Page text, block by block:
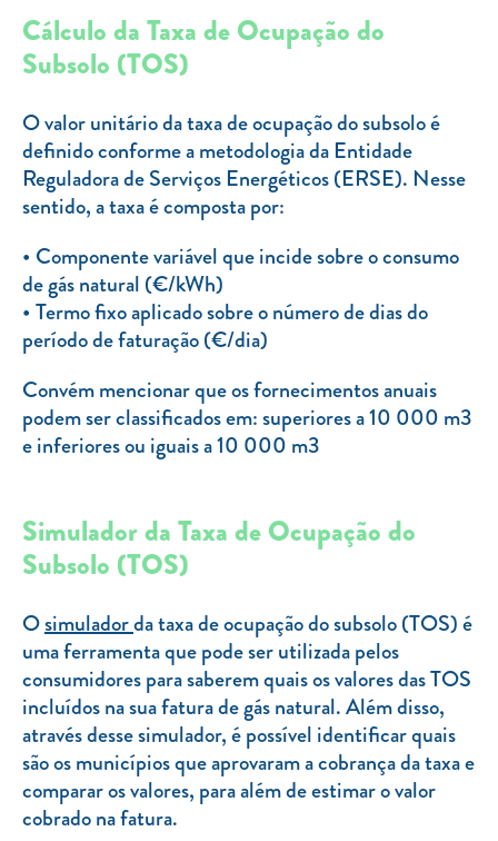
Cálculo da Taxa de Ocupação do
Subsolo (TOS)
O valor unitário da taxa de ocupação do subsolo é
definido conforme a metodologia da Entidade
Reguladora de Serviços Energéticos (ERSE). Nesse
sentido, a taxa é composta por:
Componente variável que incide sobre o consumo
de gás natural (€/kWh)
Termo fixo aplicado sobre o número de dias do
período de faturação (€/dia)
Convém mencionar que os fornecimentos anuais
podem ser classificados em: superiores a 10 000 m3
e inferiores ou iguais a 10 000 m3
Simulador da Taxa de Ocupação do
Subsolo (TOS)
Osimuladorda taxa de ocupação do subsolo (TOS) é
uma ferramenta que pode ser utilizada pelos
consumidores para saberem quais os valores das TOS
incluídos na sua fatura de gás natural. Além disso,
através desse simulador, é possível identificar quais
são os municípios que aprovaram a cobrança da taxa e
comparar os valores, para além de estimar o valor
cobrado na fatura.